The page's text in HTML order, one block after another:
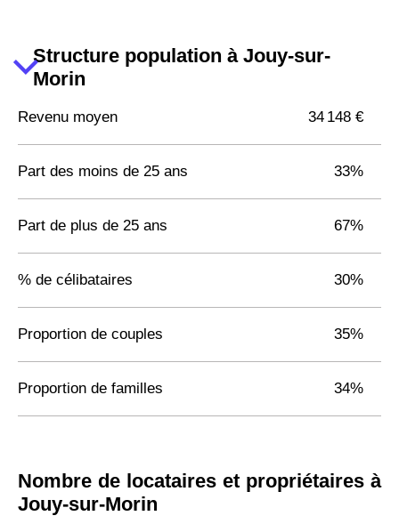
Structure population à Jouy-sur-
Morin
Revenu moyen 34 148 €
Part des moins de 25 ans 33%
Part de plus de 25 ans 67%
% de célibataires 30%
Proportion de couples 35%
Proportion de familles 34%
Nombre de locataires et propriétaires à
Jouy-sur-Morin